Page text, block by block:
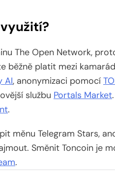
The Open Network,
běžně platit mezi
AI, anonymizaci pomocí
službu Portals Market
.
měnu Telegram Stars,
Směnit Toncoin je
.